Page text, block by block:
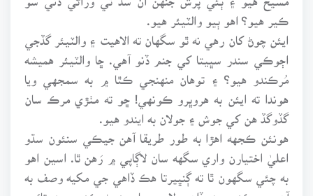
ڪير هيو؟ اهو ٻيو والٽيئر هيو.
ايئن چوڻ کان رهي نه ٿو سگهان ته الاهيت ۽ والٽيئر گڏجي
اڄوڪي سندر سڀيتا کي جنم ڏنو آهي. ڇا والٽيئر هميشه
مُرڪندو هيو؟ ۽ توهان منهنجي ڪٿا ۾ به سمجهي ويا
هوندا ته ايئن به هروڀرو ڪونهي! ڇو ته مٺڙي مرڪ سان
گڏوگڏ هن کي جوش ۽ جولان به ايندو هيو.
هونئن ڪجهه اهڙا به طور طريقا آهن جيڪي سنئون سڌو
اعليٰ اختيارن واري سگهه سان لاڳاپي ۾ رَهن ٿا. اسين اهو
به چئي سگهون ٿا ته ڳنڀيرتا هڪ ڏاهي جي مکيه وصف به
آهي ۽ ڪنهن به ڏاهي لاءِ بردبار بنجڻ ڪنهن حد تائين